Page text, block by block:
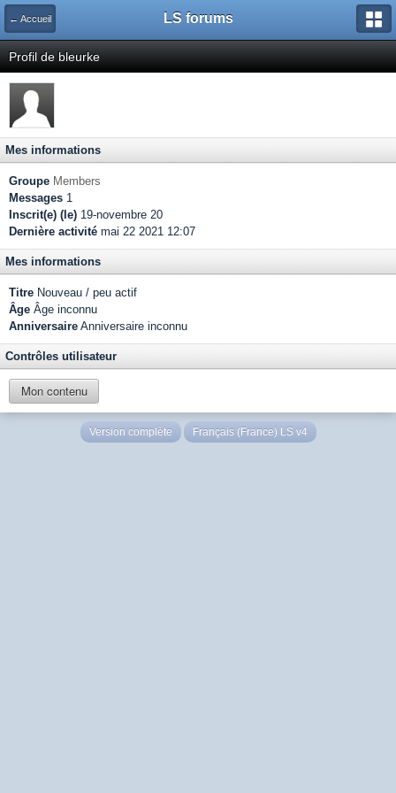
← Accueil LS forums
Profil de bleurke
Mes informations
Groupe Members
Messages 1
Inscrit(e) (le) 19-novembre 20
Dernière activité mai 22 2021 12:07
Mes informations
Titre Nouveau / peu actif
Âge Âge inconnu
Anniversaire Anniversaire inconnu
Contrôles utilisateur
Mon contenu
Version complète Français (France) LS v4